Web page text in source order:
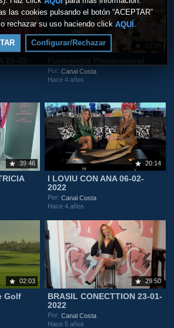
las cookies pulsando el botón “ACEPTAR”
rechazar su uso haciendo click AQUÍ .
Configurar/Rechazar
13:10
Por:Canal Costa
Hace 4 años
39:46 20:14
I LOVIU CON ANA 06-02-
2022
Por:Canal Costa
Hace 4 años
02:03
Golf
29:50
BRASIL CONECTTION 23-01-
2022
Por:Canal Costa
Hace 5 años